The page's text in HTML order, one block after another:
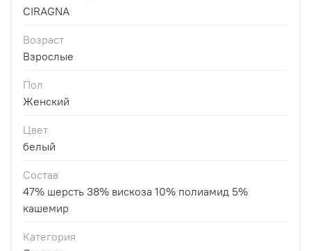
CIRAGNA
Возраст
Взрослые
Пол
Женский
Цвет
белый
Состав
47% шерсть 38% вискоза 10% полиамид 5%
кашемир
Категория